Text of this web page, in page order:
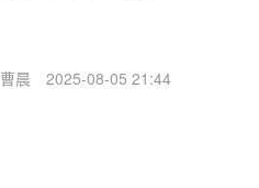
曹晨 2025-08-05 21:44